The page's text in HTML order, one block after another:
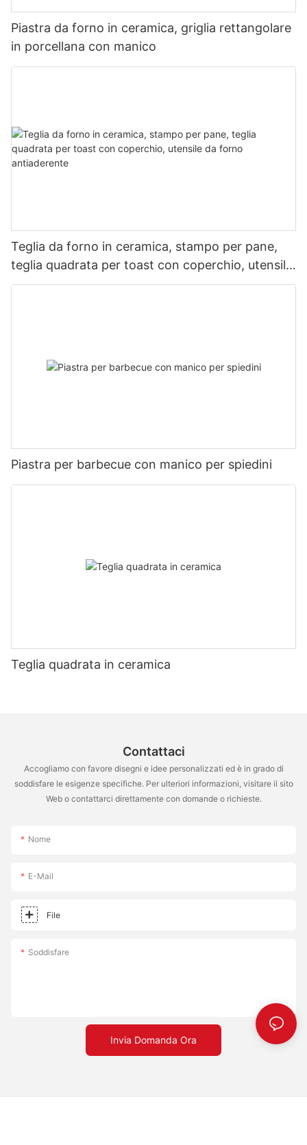
Piastra da forno in ceramica, griglia rettangolare
in porcellana con manico
Teglia da forno in ceramica, stampo per pane,
teglia quadrata per toast con coperchio, utensile
da forno antiaderente
Piastra per barbecue con manico per spiedini
Teglia quadrata in ceramica
Contattaci
Accogliamo con favore disegni e idee personalizzati ed è in grado di
soddisfare le esigenze specifiche. Per ulteriori informazioni, visitare il sito
Web o contattarci direttamente con domande o richieste.
Nome
E-Mail
File
Soddisfare
Invia Domanda Ora